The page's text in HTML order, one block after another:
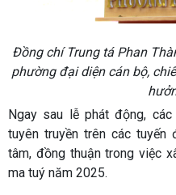
Đồng chí Trung tá Phan
phường đại diện cán bộ,
Ngay sau lễ phát động,
tuyên truyền trên các tuyến
tâm, đồng thuận trong việc
ma tuý năm 2025.